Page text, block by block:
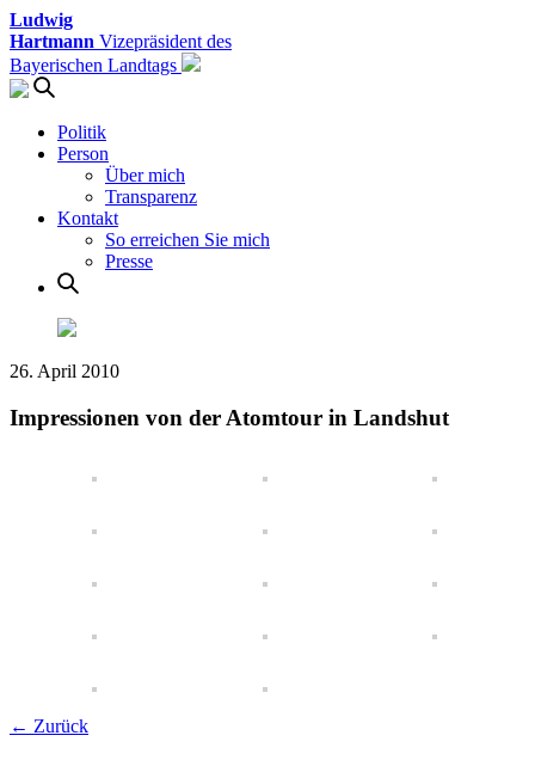
Ludwig
Hartmann Vizepräsident des
Bayerischen Landtags
Politik
Person
Über mich
Transparenz
Kontakt
So erreichen Sie mich
Presse
26. April 2010
Impressionen von der Atomtour in Landshut
← Zurück